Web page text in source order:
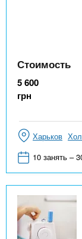
Стоимость
5 600
грн
Харьков
10 занять –